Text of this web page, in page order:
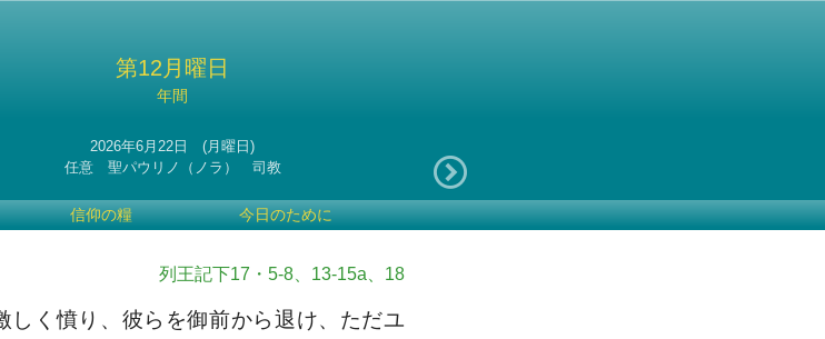
第12月曜日
年間
2026年6月22日 (月曜日)
任意 聖パウリノ（ノラ） 司教
信仰の糧 今日のために
列王記下17・5-8、13-15a、18
しく憤り、彼らを御前から退け、ただユ